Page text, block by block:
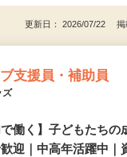
更新日： 2026/07/22 掲
支援員・補助員
ズ
で働く】子どもたちの
迎｜中高年活躍中